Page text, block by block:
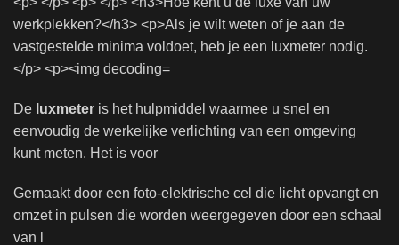
De luxmeter is het hulpmiddel waarmee u snel en
eenvoudig de werkelijke verlichting van een omgeving
kunt meten. Het is voor
Gemaakt door een foto-elektrische cel die licht opvangt en
omzet in pulsen die worden weergegeven door een schaal
van l